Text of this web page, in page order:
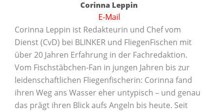
Corinna Leppin
E-Mail
Corinna Leppin ist Redakteurin und Chef vom
Dienst (CvD) bei BLINKER und FliegenFischen mit
über 20 Jahren Erfahrung in der Fachredaktion.
Vom Fischstäbchen-Fan in jungen Jahren bis zur
leidenschaftlichen Fliegenfischerin: Corinna fand
ihren Weg ans Wasser eher untypisch – und genau
das prägt ihren Blick aufs Angeln bis heute. Seit